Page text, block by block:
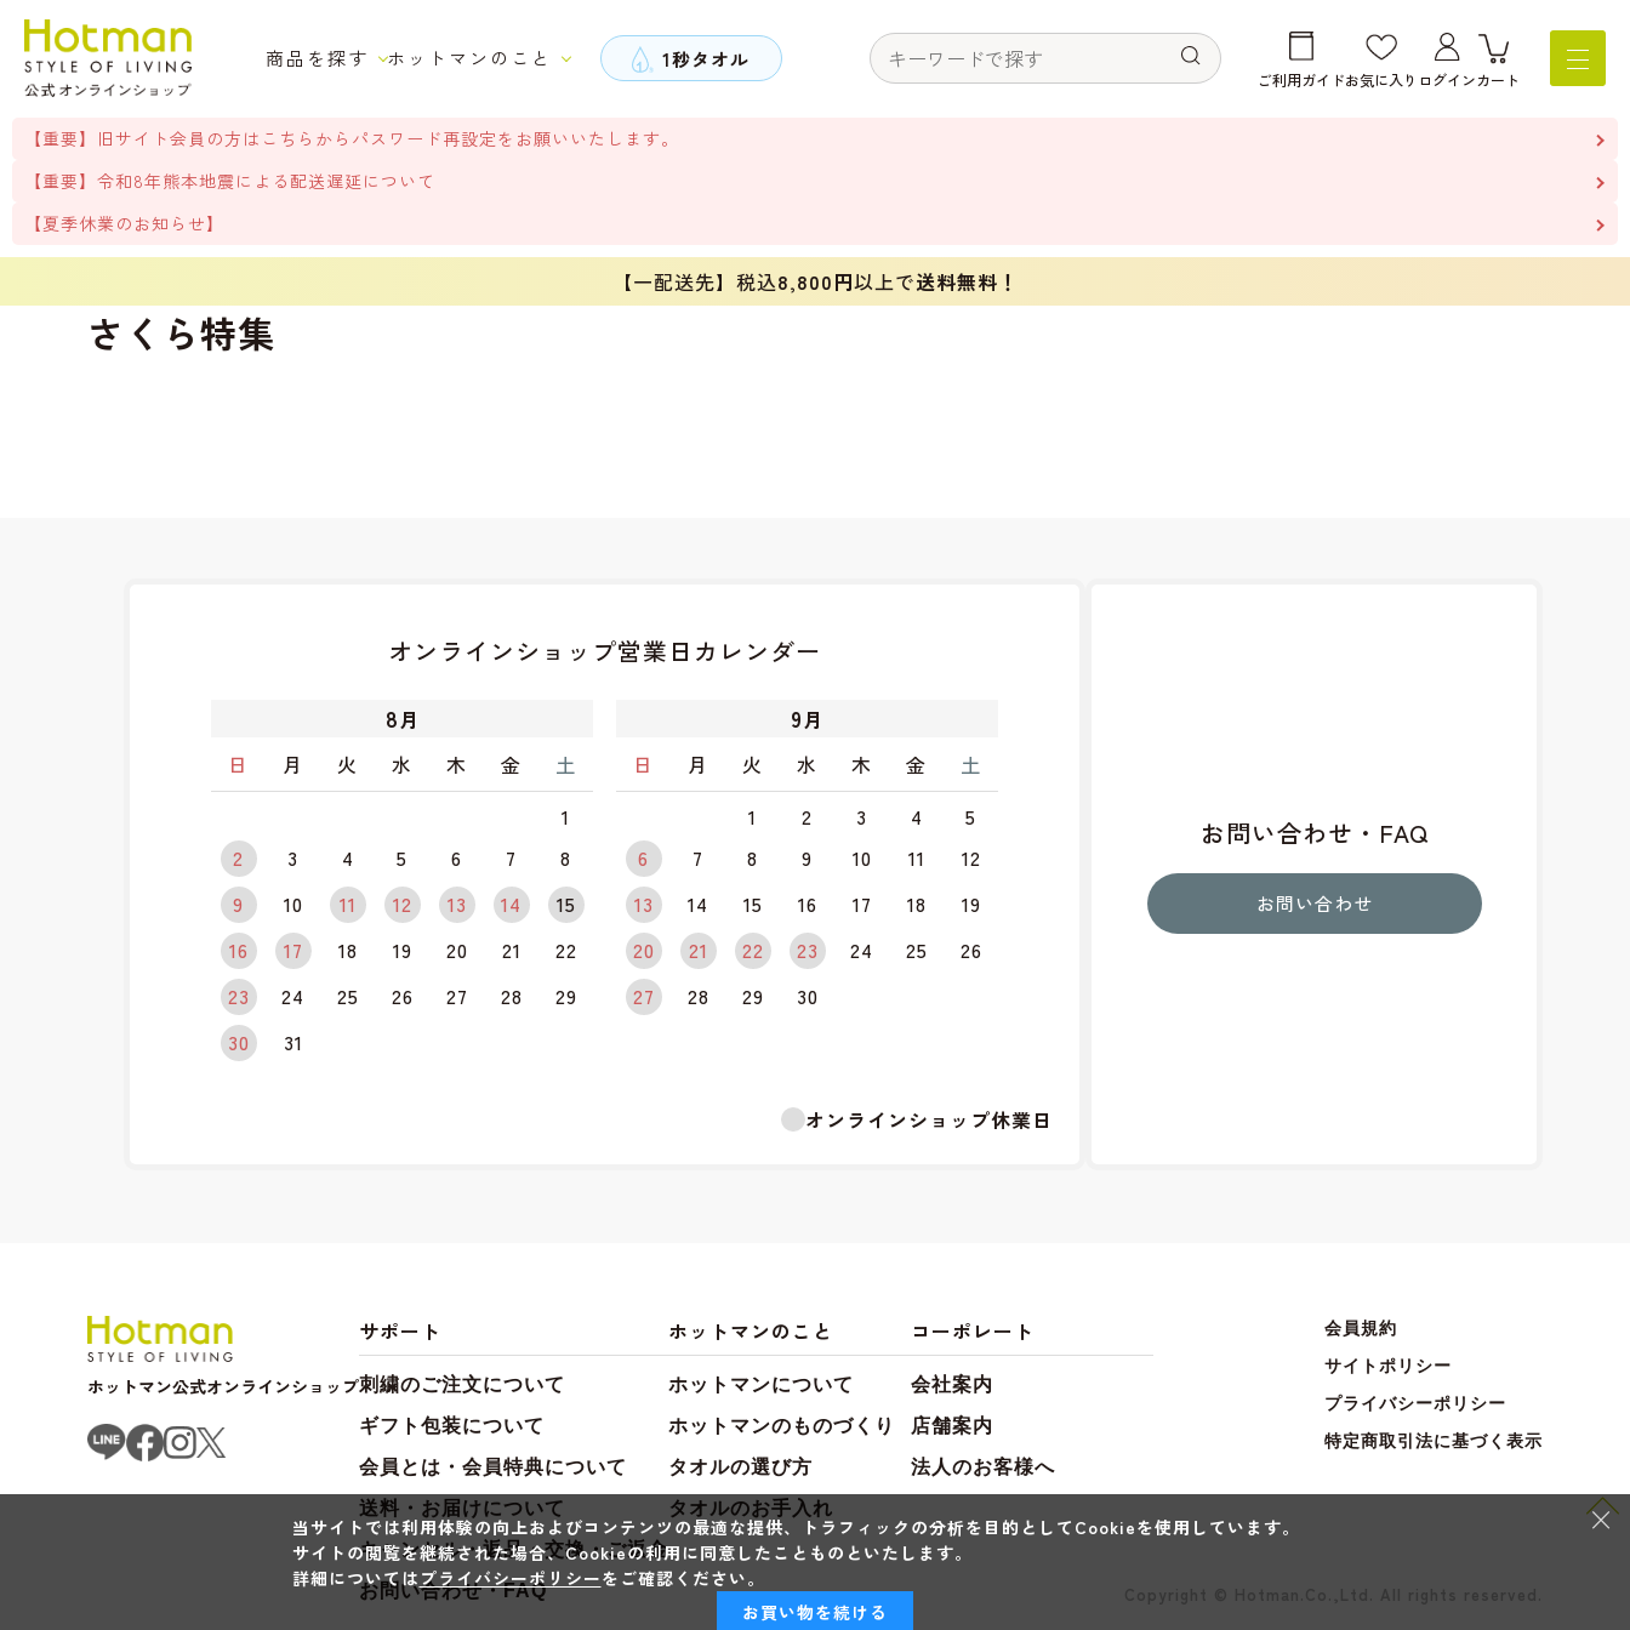
商品を探す ホットマンのこと 1秒タオル
ご利用ガイドお気に入り ログインカート
【重要】旧サイト会員の方はこちらからパスワード再設定をお願いいたします。
【重要】令和8年熊本地震による配送遅延について
【夏季休業のお知らせ】
【一配送先】税込8,800円以上で送料無料！
さくら特集
お問い合わせ・FAQ
お問い合わせ
オンラインショップ営業日カレンダー
8月
日
月 火 水 木 金
土
1
2
3 4 5 6 7
8
9
10 11 12 13 14
15
16
17 18 19 20 21
22
23
24 25 26 27 28
29
30
31
9月
日
月 火 水 木 金
土
1
2 3 4
5
6
7 8 9 10 11
12
13
14 15 16 17 18
19
20
21 22 23 24 25
26
27
28 29 30
オンラインショップ休業日
ホットマン公式オンラインショップ
サポート
刺繍のご注文について
ギフト包装について
会員とは・会員特典について
送料・お届けについて
キャンセル・返品・交換・ご返金
お問い合わせ・FAQ
ホットマンのこと
ホットマンについて
ホットマンのものづくり
タオルの選び方
タオルのお手入れ
コーポレート
会社案内
店舗案内
法人のお客様へ
会員規約
サイトポリシー
プライバシーポリシー
特定商取引法に基づく表示
×
当サイトでは利用体験の向上およびコンテンツの最適な提供、トラフィックの分析を目的としてCookieを使用しています。
サイトの閲覧を継続された場合、Cookieの利用に同意したことものといたします。
詳細については プライバシーポリシーをご確認ください。
お買い物を続ける